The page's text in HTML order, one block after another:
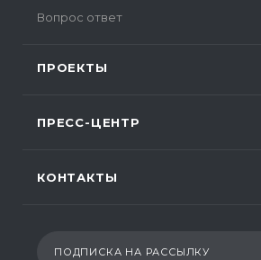
Вопрос ответ
ПРОЕКТЫ
ПРЕСС-ЦЕНТР
КОНТАКТЫ
ПОДПИСКА НА РАССЫЛКУ